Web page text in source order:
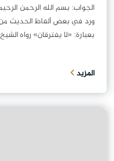
الجواب: بسم الله الرحمن
ورد في بعض ألفاظ الحديث من
بعبارة: «لا يفترقان» رواه
المزيد